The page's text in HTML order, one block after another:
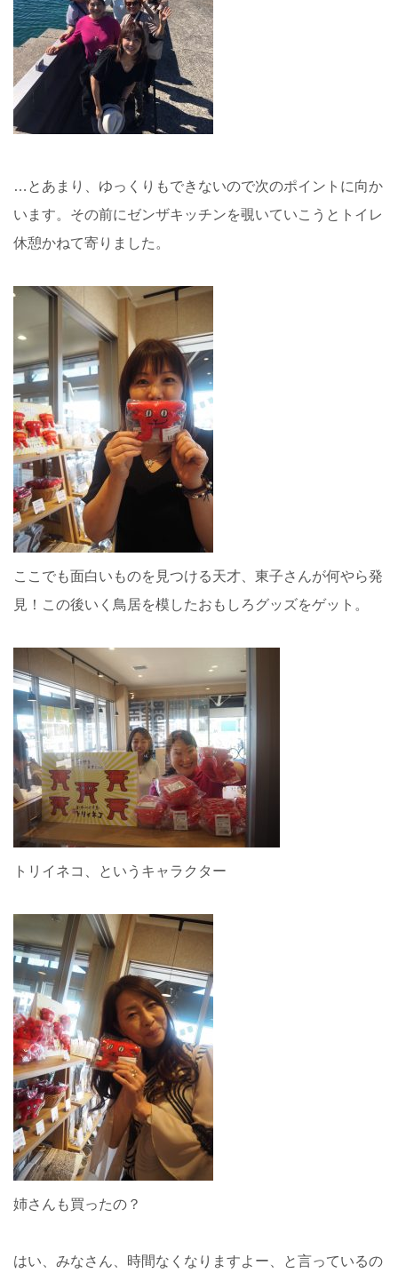
…とあまり、ゆっくりもできないので次のポイントに向か
います。その前にゼンザキッチンを覗いていこうとトイレ
休憩かねて寄りました。
ここでも面白いものを見つける天才、東子さんが何やら発
見！この後いく鳥居を模したおもしろグッズをゲット。
トリイネコ、というキャラクター
姉さんも買ったの？
はい、みなさん、時間なくなりますよー、と言っているの